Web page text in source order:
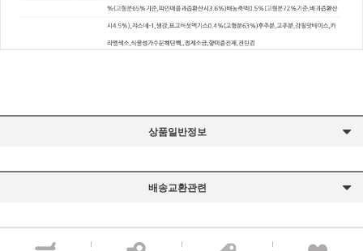
상품일반정보
배송교환관련